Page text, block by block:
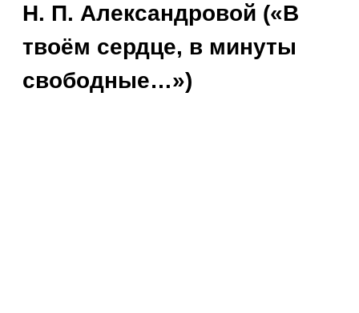
Н. П. Александровой («В
твоём сердце, в минуты
свободные…»)